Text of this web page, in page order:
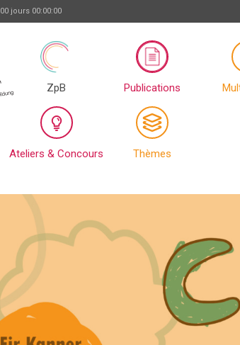
00 jours 00:00:00
ZpB Publications
Ateliers & Concours Thèmes